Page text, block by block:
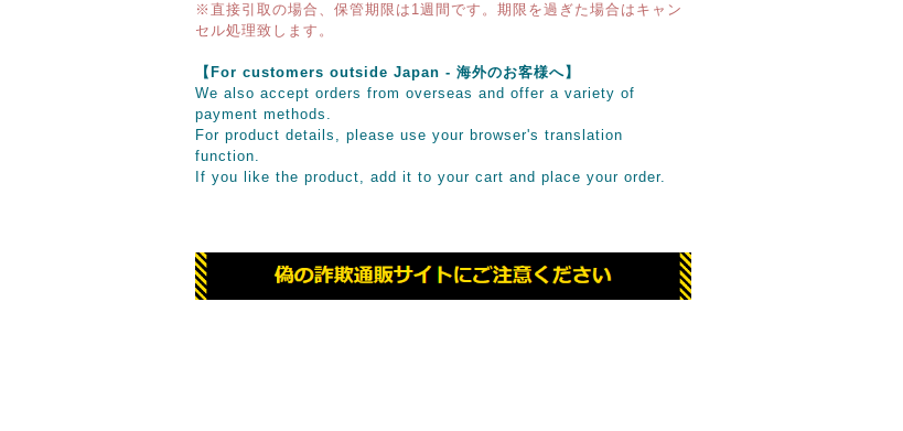
※直接引取の場合、保管期限は1週間です。期限を過ぎた場合はキャン
セル処理致します。
【For customers outside Japan - 海外のお客様へ】
We also accept orders from overseas and offer a variety of
payment methods.
For product details, please use your browser's translation
function.
If you like the product, add it to your cart and place your order.